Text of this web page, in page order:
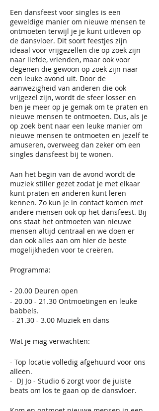
Een dansfeest voor singles is een
geweldige manier om nieuwe mensen te
ontmoeten terwijl je je kunt uitleven op
de dansvloer. Dit soort feestjes zijn
ideaal voor vrijgezellen die op zoek zijn
naar liefde, vrienden, maar ook voor
degenen die gewoon op zoek zijn naar
een leuke avond uit. Door de
aanwezigheid van anderen die ook
vrijgezel zijn, wordt de sfeer losser en
ben je meer op je gemak om te praten en
nieuwe mensen te ontmoeten. Dus, als je
op zoek bent naar een leuke manier om
nieuwe mensen te ontmoeten en jezelf te
amuseren, overweeg dan zeker om een
singles dansfeest bij te wonen.
Aan het begin van de avond wordt de
muziek stiller gezet zodat je met elkaar
kunt praten en anderen kunt leren
kennen. Zo kun je in contact komen met
andere mensen ook op het dansfeest. Bij
ons staat het ontmoeten van nieuwe
mensen altijd centraal en we doen er
dan ook alles aan om hier de beste
mogelijkheden voor te creëren.
Programma:
- 20.00 Deuren open
- 20.00 - 21.30 Ontmoetingen en leuke
babbels.
- 21.30 - 3.00 Muziek en dans
Wat je mag verwachten:
- Top locatie volledig afgehuurd voor ons
alleen.
- DJ Jo - Studio 6 zorgt voor de juiste
beats om los te gaan op de dansvloer.